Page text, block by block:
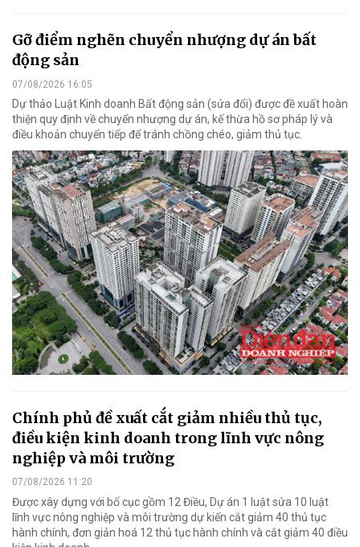
Gỡ điểm nghẽn chuyển nhượng dự án bất
động sản
07/08/2026 16:05
Dự thảo Luật Kinh doanh Bất động sản (sửa đổi) được đề xuất hoàn
thiện quy định về chuyển nhượng dự án, kế thừa hồ sơ pháp lý và
điều khoản chuyển tiếp để tránh chồng chéo, giảm thủ tục.
Chính phủ đề xuất cắt giảm nhiều thủ tục,
điều kiện kinh doanh trong lĩnh vực nông
nghiệp và môi trường
07/08/2026 11:20
Được xây dựng với bố cục gồm 12 Điều, Dự án 1 luật sửa 10 luật
lĩnh vực nông nghiệp và môi trường dự kiến cắt giảm 40 thủ tục
hành chính, đơn giản hoá 12 thủ tục hành chính và cắt giảm 40 điều